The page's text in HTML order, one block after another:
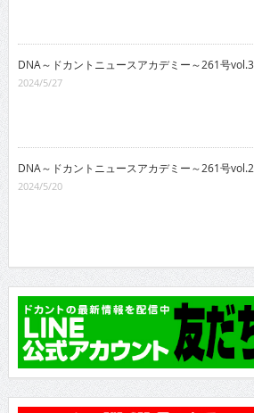
DNA～ドカントニュースアカデミー～261号vol.3
2024/5/27
DNA～ドカントニュースアカデミー～261号vol.2
2024/5/20